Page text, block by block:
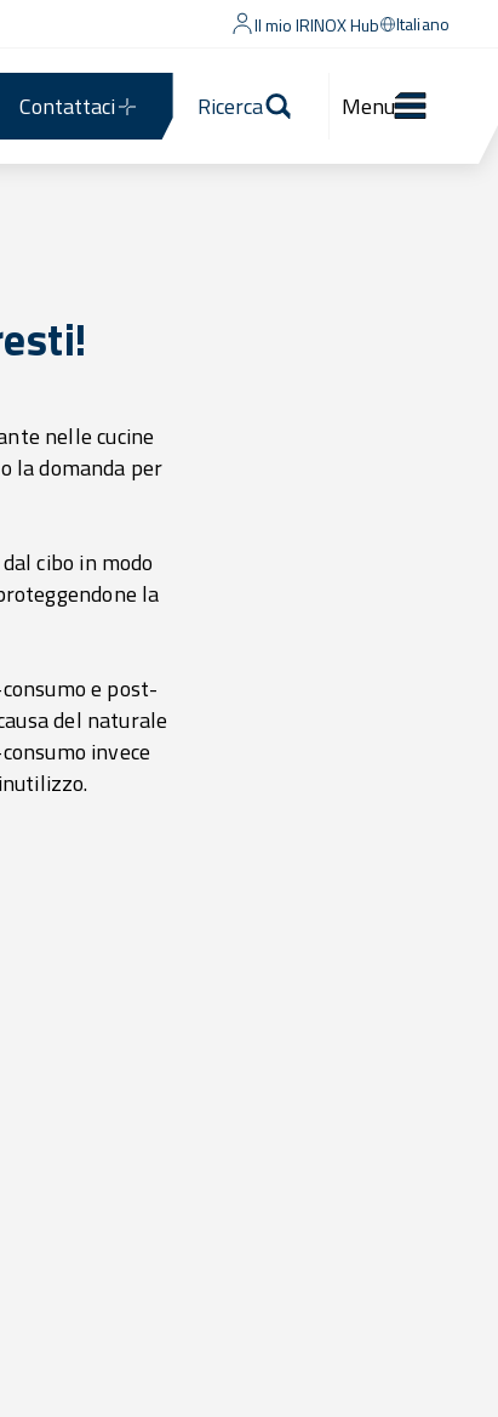
Il mio IRINOX Hub Italiano
Contattaci Ricerca Menu
nelle cucine
la domanda per
cibo in modo
la
e post-
del naturale
invece